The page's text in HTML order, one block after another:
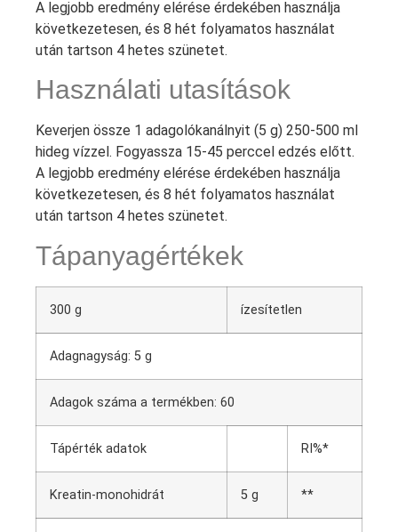
A legjobb eredmény elérése érdekében használja
következetesen, és 8 hét folyamatos használat
után tartson 4 hetes szünetet.
Használati utasítások
Keverjen össze 1 adagolókanálnyit (5 g) 250-500 ml
hideg vízzel. Fogyassza 15-45 perccel edzés előtt.
A legjobb eredmény elérése érdekében használja
következetesen, és 8 hét folyamatos használat
után tartson 4 hetes szünetet.
Tápanyagértékek
300 g ízesítetlen
Adagnagyság: 5 g
Adagok száma a termékben: 60
Tápérték adatok RI%*
Kreatin-monohidrát 5 g **